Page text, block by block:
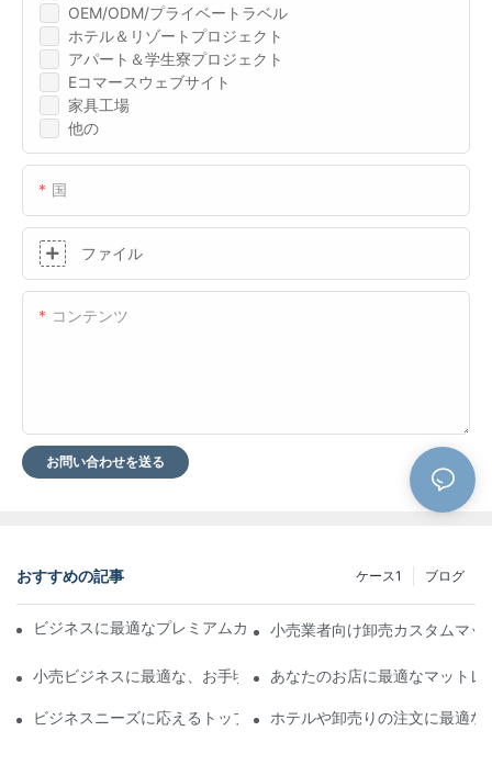
OEM/ODM/プライベートラベル
ホテル＆リゾートプロジェクト
アパート＆学生寮プロジェクト
Eコマースウェブサイト
家具工場
他の
国
ファイル
コンテンツ
お問い合わせを送る
おすすめの記事 ブログ
ケース1
ビジネスに最適なプレミアムカスタムホテルマットレスメーカー
小売業者向け卸売カスタムマッ
小売ビジネスに最適な、お手頃価格のレザーベッド卸売り
あなたのお店に最適なマット
ビジネスニーズに応えるトップクラスのマットレスサプライヤー
ホテルや卸売りの注文に最適